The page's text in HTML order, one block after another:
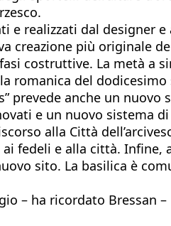
e realizzati dal designer
creazione più originale
costruttive. La metà a
romanica del
anche un nuovo
e un nuovo sistema
alla Città
fedeli e alla città. Infine,
sito. La basilica è
– ha ricordato Bressan